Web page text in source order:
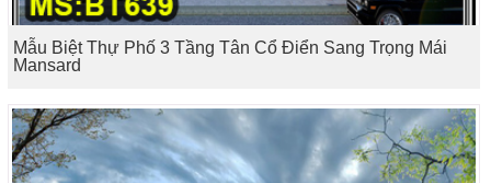
Mẫu Biệt Thự Phố 3 Tầng Tân Cổ Điển Sang Trọng Mái
Mansard